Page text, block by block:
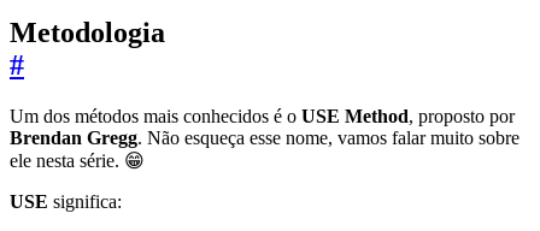
Metodologia
#
Um dos métodos mais conhecidos é o USE Method, proposto por
Brendan Gregg. Não esqueça esse nome, vamos falar muito sobre
ele nesta série. 😁
USE significa: